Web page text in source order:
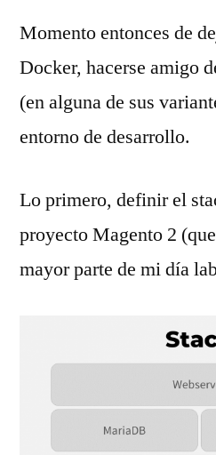
Momento entonces de
Docker, hacerse amigo
(en alguna de sus
entorno de desarrollo.
Lo primero, definir el
proyecto Magento 2
mayor parte de mi día